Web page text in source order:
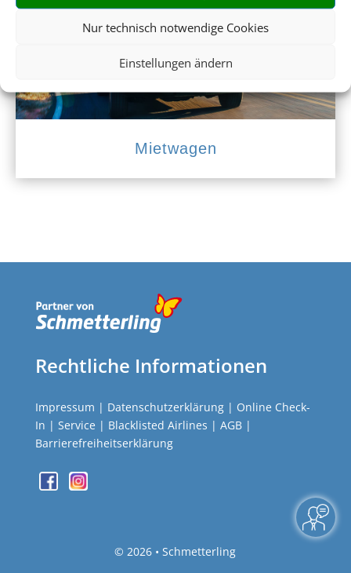
Nur technisch notwendige Cookies
Einstellungen ändern
Mietwagen
Rechtliche Informationen
Impressum | Datenschutzerklärung| Online Check-
In | Service | Blacklisted Airlines | AGB|
Barrierefreiheitserklärung
© 2026 • Schmetterling